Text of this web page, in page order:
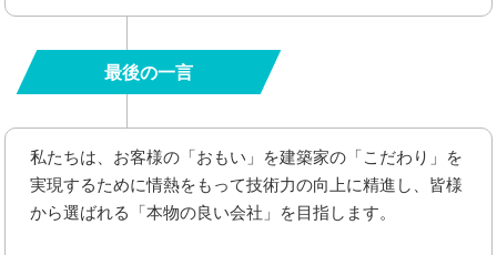
最後の一言
私たちは、お客様の「おもい」を建築家の「こだわり」を
実現するために情熱をもって技術力の向上に精進し、皆様
から選ばれる「本物の良い会社」を目指します。